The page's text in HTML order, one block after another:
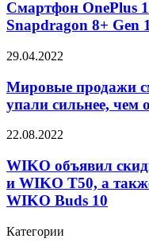
с
поддержкой
10T
5G
получит
Snapdragon
Gen
1
120-
дисплей
Смартфон OnePlus
Snapdragon 8+ Gen
Мировые
смартфонов
в
I
упали
чем
ожидалось
29.04.2022
Мировые продажи
упали сильнее, чем
WIKO
скидки
на
смартфоны
WIKO
и
22.08.2022
WIKO объявил
и WIKO T50, а
WIKO Buds 10
Категории